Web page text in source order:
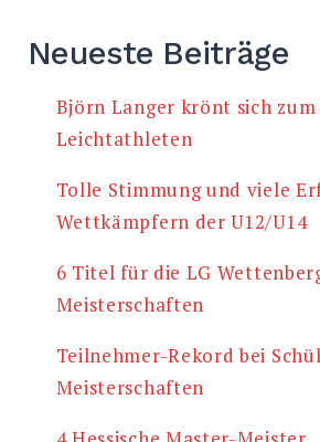
Neueste Beiträge
Björn Langer krönt sich
Leichtathleten
Tolle Stimmung und viele
Wettkämpfern der U12/U14
6 Titel für die LG
Meisterschaften
Teilnehmer-Rekord bei
Meisterschaften